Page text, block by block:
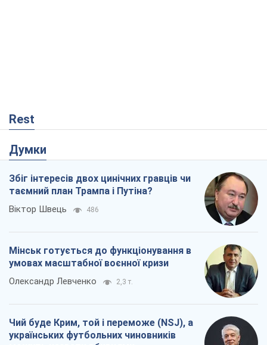
Rest
Думки
Збіг інтересів двох цинічних гравців чи
таємний план Трампа і Путіна?
Віктор Швець 486
Мінськ готується до функціонування в
умовах масштабної воєнної кризи
Олександр Левченко 2,3 т.
Чий буде Крим, той і переможе (NSJ), а
українських футбольних чиновників